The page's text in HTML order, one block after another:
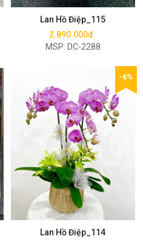
Lan Hồ Điệp_115
2.890.000đ
MSP: DC-2288
Lan Hồ Điệp_114
-6%
Mua ngay